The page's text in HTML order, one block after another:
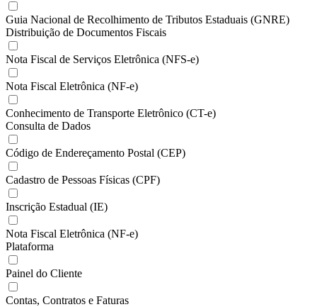
Guia Nacional de Recolhimento de Tributos Estaduais (GNRE)
Distribuição de Documentos Fiscais
Nota Fiscal de Serviços Eletrônica (NFS-e)
Nota Fiscal Eletrônica (NF-e)
Conhecimento de Transporte Eletrônico (CT-e)
Consulta de Dados
Código de Endereçamento Postal (CEP)
Cadastro de Pessoas Físicas (CPF)
Inscrição Estadual (IE)
Nota Fiscal Eletrônica (NF-e)
Plataforma
Painel do Cliente
Contas, Contratos e Faturas